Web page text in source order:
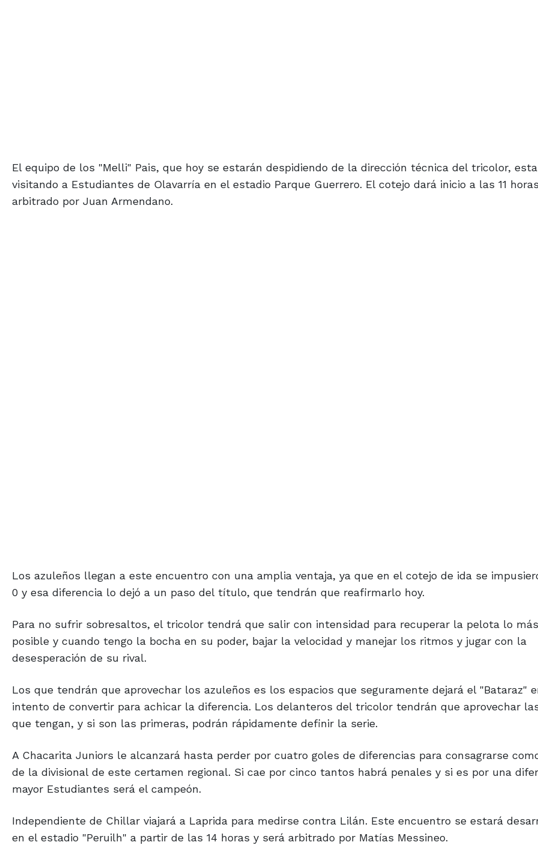
El equipo de los "Melli" Pais, que hoy se estarán despidiendo de la dirección técnica del tricolor,
visitando a Estudiantes de Olavarría en el estadio Parque Guerrero. El cotejo dará inicio a las 11
arbitrado por Juan Armendano.
Los azuleños llegan a este encuentro con una amplia ventaja, ya que en el cotejo de ida se
0 y esa diferencia lo dejó a un paso del título, que tendrán que reafirmarlo hoy.
Para no sufrir sobresaltos, el tricolor tendrá que salir con intensidad para recuperar la pelota lo
posible y cuando tengo la bocha en su poder, bajar la velocidad y manejar los ritmos y jugar con la
desesperación de su rival.
Los que tendrán que aprovechar los azuleños es los espacios que seguramente dejará el "Bataraz"
intento de convertir para achicar la diferencia. Los delanteros del tricolor tendrán que aprovechar
que tengan, y si son las primeras, podrán rápidamente definir la serie.
A Chacarita Juniors le alcanzará hasta perder por cuatro goles de diferencias para consagrarse
de la divisional de este certamen regional. Si cae por cinco tantos habrá penales y si es por una
mayor Estudiantes será el campeón.
Independiente de Chillar viajará a Laprida para medirse contra Lilán. Este encuentro se estará
en el estadio "Peruilh" a partir de las 14 horas y será arbitrado por Matías Messineo.